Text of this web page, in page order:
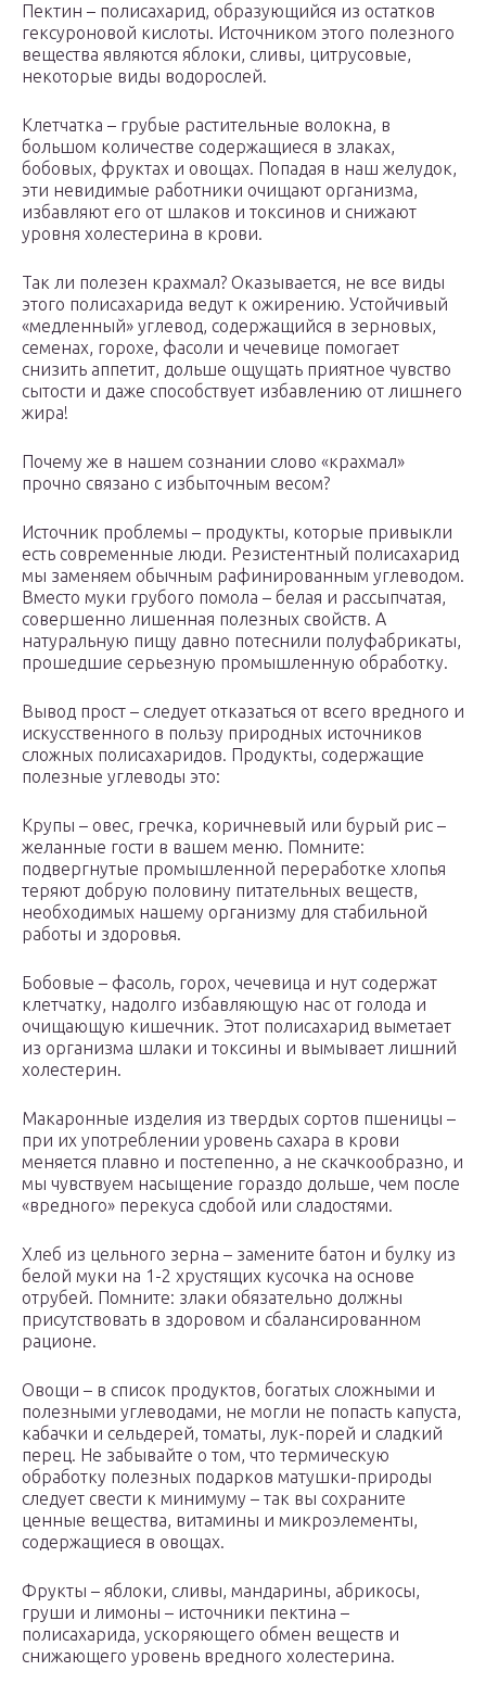
Пектин – полисахарид, образующийся из остатков
гексуроновой кислоты. Источником этого полезного
вещества являются яблоки, сливы, цитрусовые,
некоторые виды водорослей.
Клетчатка – грубые растительные волокна, в
большом количестве содержащиеся в злаках,
бобовых, фруктах и овощах. Попадая в наш желудок,
эти невидимые работники очищают организма,
избавляют его от шлаков и токсинов и снижают
уровня холестерина в крови.
Так ли полезен крахмал? Оказывается, не все виды
этого полисахарида ведут к ожирению. Устойчивый
«медленный» углевод, содержащийся в зерновых,
семенах, горохе, фасоли и чечевице помогает
снизить аппетит, дольше ощущать приятное чувство
сытости и даже способствует избавлению от лишнего
жира!
Почему же в нашем сознании слово «крахмал»
прочно связано с избыточным весом?
Источник проблемы – продукты, которые привыкли
есть современные люди. Резистентный полисахарид
мы заменяем обычным рафинированным углеводом.
Вместо муки грубого помола – белая и рассыпчатая,
совершенно лишенная полезных свойств. А
натуральную пищу давно потеснили полуфабрикаты,
прошедшие серьезную промышленную обработку.
Вывод прост – следует отказаться от всего вредного и
искусственного в пользу природных источников
сложных полисахаридов. Продукты, содержащие
полезные углеводы это:
Крупы – овес, гречка, коричневый или бурый рис –
желанные гости в вашем меню. Помните:
подвергнутые промышленной переработке хлопья
теряют добрую половину питательных веществ,
необходимых нашему организму для стабильной
работы и здоровья.
Бобовые – фасоль, горох, чечевица и нут содержат
клетчатку, надолго избавляющую нас от голода и
очищающую кишечник. Этот полисахарид выметает
из организма шлаки и токсины и вымывает лишний
холестерин.
Макаронные изделия из твердых сортов пшеницы –
при их употреблении уровень сахара в крови
меняется плавно и постепенно, а не скачкообразно, и
мы чувствуем насыщение гораздо дольше, чем после
«вредного» перекуса сдобой или сладостями.
Хлеб из цельного зерна – замените батон и булку из
белой муки на 1-2 хрустящих кусочка на основе
отрубей. Помните: злаки обязательно должны
присутствовать в здоровом и сбалансированном
рационе.
Овощи – в список продуктов, богатых сложными и
полезными углеводами, не могли не попасть капуста,
кабачки и сельдерей, томаты, лук-порей и сладкий
перец. Не забывайте о том, что термическую
обработку полезных подарков матушки-природы
следует свести к минимуму – так вы сохраните
ценные вещества, витамины и микроэлементы,
содержащиеся в овощах.
Фрукты – яблоки, сливы, мандарины, абрикосы,
груши и лимоны – источники пектина –
полисахарида, ускоряющего обмен веществ и
снижающего уровень вредного холестерина.